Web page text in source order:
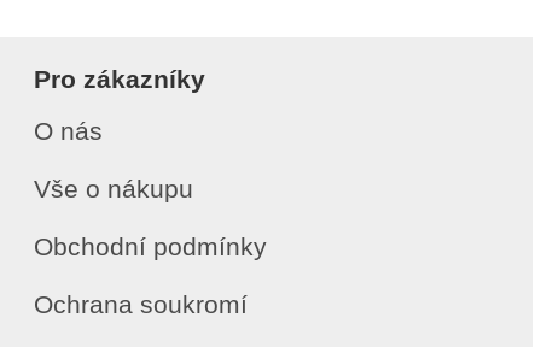
Pro zákazníky
O nás
Vše o nákupu
Obchodní podmínky
Ochrana soukromí